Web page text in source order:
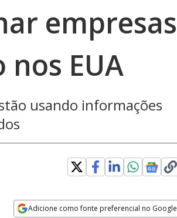
empresas
EUA
usando informações
Adicione como fonte preferencial no Google